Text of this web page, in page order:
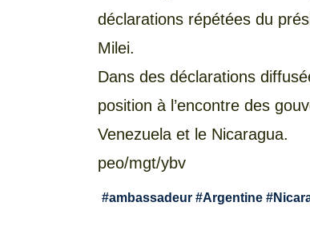
déclarations répétées du
Milei.
Dans des déclarations
position à l’encontre des
Venezuela et le Nicaragua.
peo/mgt/ybv
#ambassadeur #Argentine #